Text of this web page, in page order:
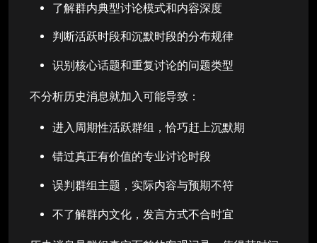
了解群内典型讨论模式和内容深度
判断活跃时段和沉默时段的分布规律
识别核心话题和重复讨论的问题类型
不分析历史消息就加入可能导致：
进入周期性活跃群组，恰巧赶上沉默期
错过真正有价值的专业讨论时段
误判群组主题，实际内容与预期不符
不了解群内文化，发言方式不合时宜